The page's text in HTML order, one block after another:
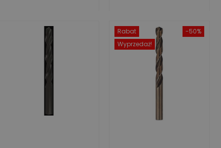
-50%
Rabat
Wyprzedaż!